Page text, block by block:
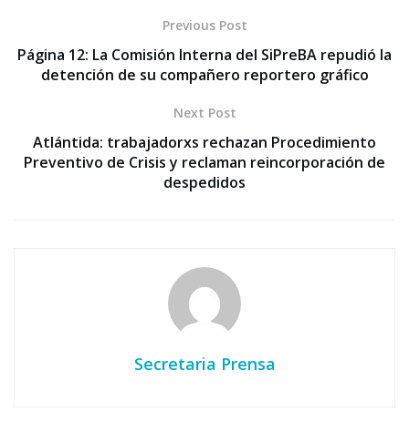
Previous Post
Página 12: La Comisión Interna del SiPreBA repudió la
detención de su compañero reportero gráfico
Next Post
Atlántida: trabajadorxs rechazan Procedimiento
Preventivo de Crisis y reclaman reincorporación de
despedidos
Secretaria Prensa